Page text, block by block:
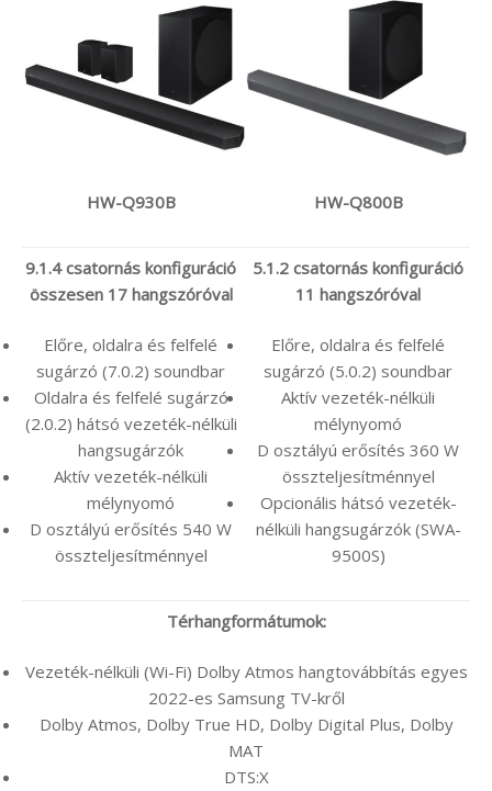
HW-Q930B HW-Q800B
9.1.4 csatornás konfiguráció
összesen 17 hangszóróval
Előre, oldalra és felfelé
sugárzó (7.0.2) soundbar
Oldalra és felfelé sugárzó
(2.0.2) hátsó vezeték-nélküli
hangsugárzók
Aktív vezeték-nélküli
mélynyomó
D osztályú erősítés 540 W
összteljesítménnyel
5.1.2 csatornás konfiguráció
11 hangszóróval
Előre, oldalra és felfelé
sugárzó (5.0.2) soundbar
Aktív vezeték-nélküli
mélynyomó
D osztályú erősítés 360 W
összteljesítménnyel
Opcionális hátsó vezeték-
nélküli hangsugárzók (SWA-
9500S)
Térhangformátumok:
Vezeték-nélküli (Wi-Fi) Dolby Atmos hangtovábbítás egyes
2022-es Samsung TV-kről
Dolby Atmos, Dolby True HD, Dolby Digital Plus, Dolby
MAT
DTS:X